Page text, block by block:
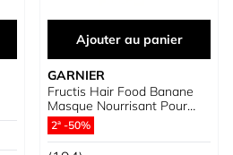
Ajouter au panier
GARNIER
Fructis Hair Food Banane
Masque Nourrisant Pour
Cheveux Très Secs
2ª -50%